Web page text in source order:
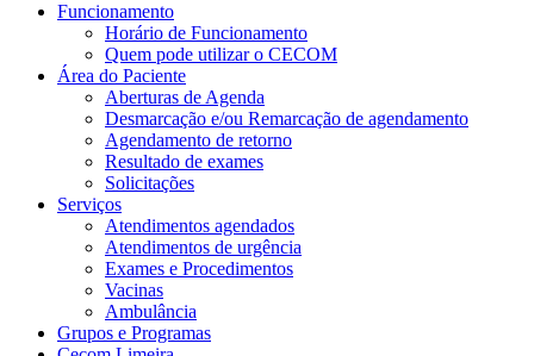
Funcionamento
Horário de Funcionamento
Quem pode utilizar o CECOM
Área do Paciente
Aberturas de Agenda
Desmarcação e/ou Remarcação de agendamento
Agendamento de retorno
Resultado de exames
Solicitações
Serviços
Atendimentos agendados
Atendimentos de urgência
Exames e Procedimentos
Vacinas
Ambulância
Grupos e Programas